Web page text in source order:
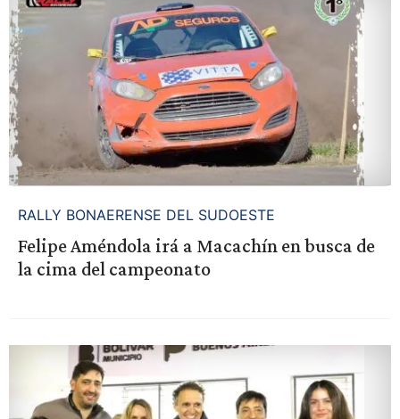
RALLY BONAERENSE DEL SUDOESTE
Felipe Améndola irá a Macachín en busca de
la cima del campeonato